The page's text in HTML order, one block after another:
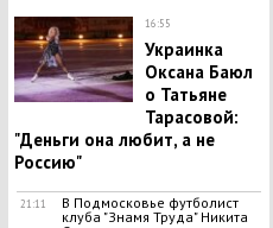
16:55
Украинка
Оксана Баюл
о Татьяне
Тарасовой:
"Деньги она любит, а не
Россию"
21:11
В Подмосковье футболист
клуба "Знамя Труда" Никита